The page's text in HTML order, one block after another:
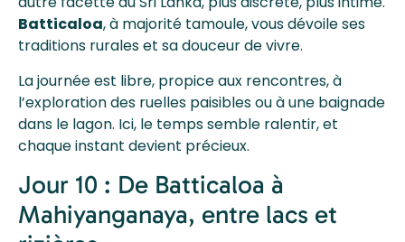
Batticaloa, à majorité tamoule, vous dévoile ses
traditions rurales et sa douceur de vivre.
La journée est libre, propice aux rencontres, à
l’exploration des ruelles paisibles ou à une baignade
dans le lagon. Ici, le temps semble ralentir, et
chaque instant devient précieux.
Jour 10 : De Batticaloa à
Mahiyanganaya, entre lacs et